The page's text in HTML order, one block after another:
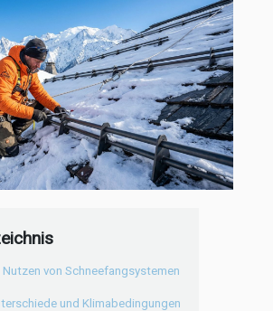
von Schneefangsystemen
und Klimabedingungen